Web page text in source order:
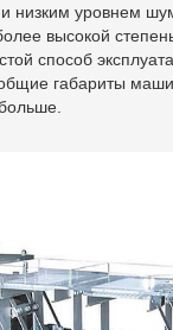
и низким уровнем
высокой
способ
габариты